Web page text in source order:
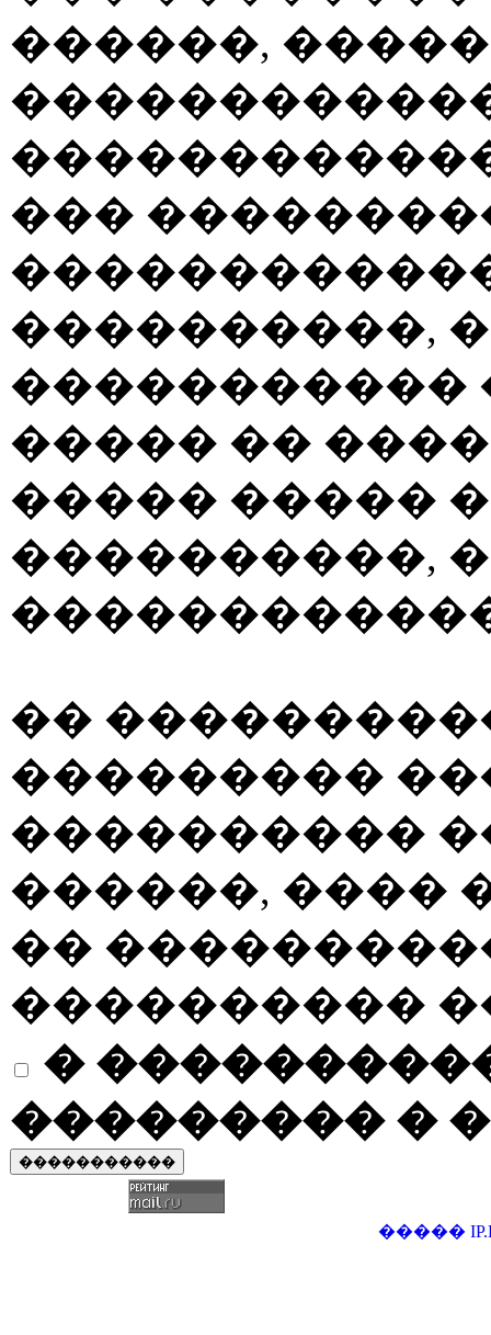
������,
���
����������,
�����������
����� ��
����� �����
����������,
��
���������
����������
������, ����
��
����������
�
��������� �
�����